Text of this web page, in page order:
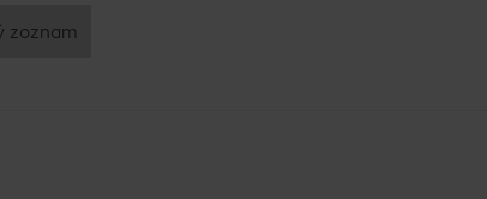
zoznam